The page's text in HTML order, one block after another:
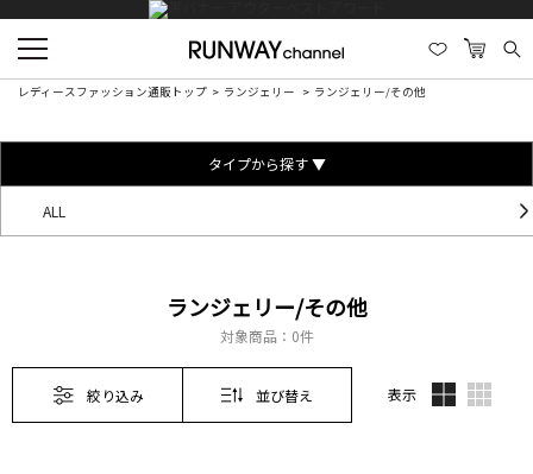
レディースファッション通販トップ ランジェリー ランジェリー/その他
タイプから探す ▼
ALL
ランジェリー/その他
対象商品： 0件
絞り込み 並び替え 表示